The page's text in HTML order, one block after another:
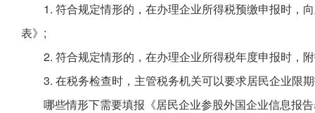
1. 符合规定情形的，在办理企业所得税预缴申报时，
表》;
2. 符合规定情形的，在办理企业所得税年度申报时，
3. 在税务检查时，主管税务机关可以要求居民企业限
哪些情形下需要填报《居民企业参股外国企业信息报